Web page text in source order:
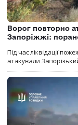
Ворог повторно
Запоріжжі:
Під час ліквідації
атакували